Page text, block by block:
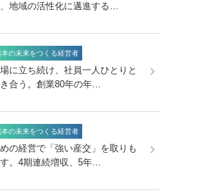
地域の活性化に邁進する…
本の未来をつくる経営者
に立ち続け、社員一人ひとりと
合う。創業80年の年…
本の未来をつくる経営者
の経営で「強い産交」を取りも
。4期連続増収、5年…